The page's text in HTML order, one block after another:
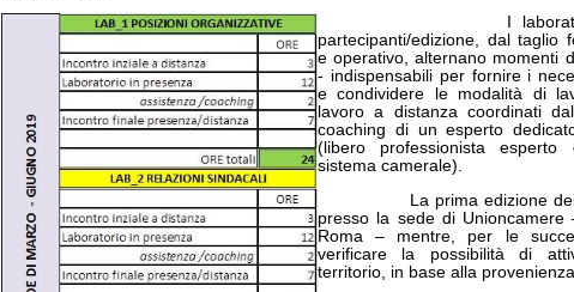
I
partecipanti/edizione, dal taglio
e operativo, alternano momenti
- indispensabili per fornire i
e condividere le modalità di
lavoro a distanza coordinati
coaching di un esperto
(libero professionista
sistema camerale).
La prima edizione
presso la sede di Unioncamere
Roma – mentre, per le
verificare la possibilità di
territorio, in base alla